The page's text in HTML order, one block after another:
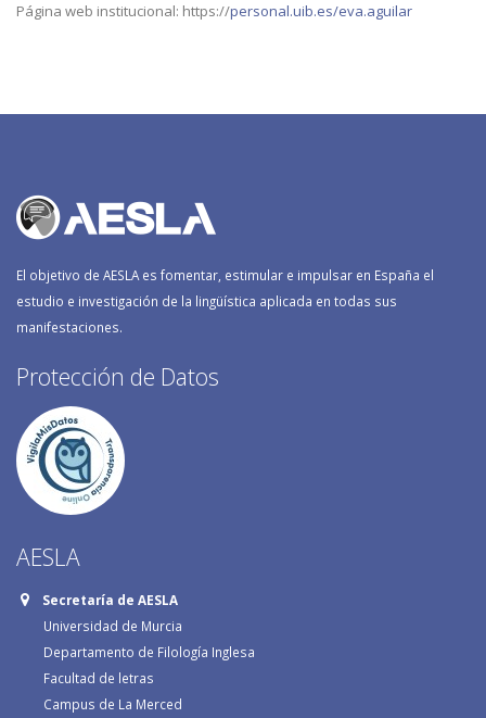
Página web institucional: https://personal.uib.es/eva.aguilar
El objetivo de AESLA es fomentar, estimular e impulsar en España el
estudio e investigación de la lingüística aplicada en todas sus
manifestaciones.
Protección de Datos
AESLA
Secretaría de AESLA
Universidad de Murcia
Departamento de Filología Inglesa
Facultad de letras
Campus de La Merced